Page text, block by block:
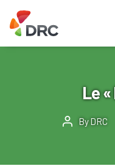
Le «
PostBy DRC